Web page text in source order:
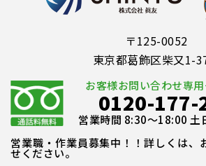
〒125-0052
東京都葛飾区柴又1-
お客様お問い合わせ専
0120-177-
営業時間 8:30～18:00 土
営業職・作業員募集中！！詳しくは、
せください。